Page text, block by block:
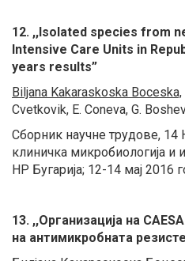
12. ,,Isolated species from
Intensive Care Units in
years results”
Biljana Kakaraskoska Boceska,
Cvetkovik, E. Coneva, G.
Сборник научне трудове, 14
клиничка микробиологија
НР Бугарија; 12-14 мај 2016
13. ,,Организација на
на антимикробната